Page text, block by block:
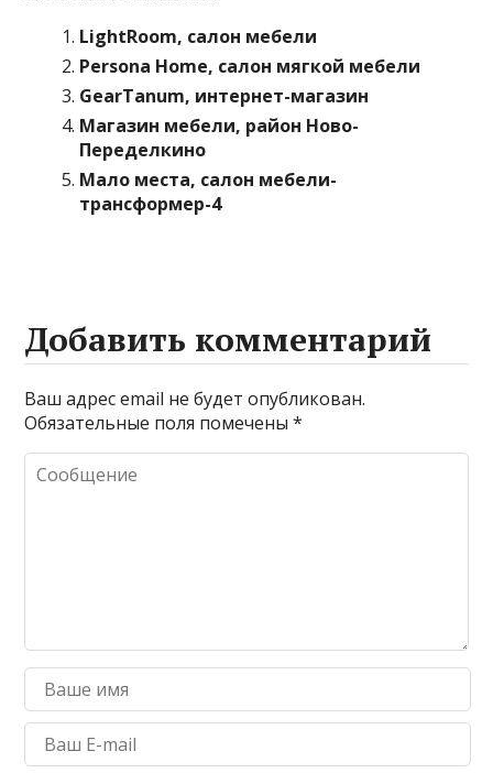
LightRoom, салон мебели
Persona Home, салон мягкой мебели
GearTanum, интернет-магазин
Магазин мебели, район Ново-
Переделкино
Мало места, салон мебели-
трансформер-4
Добавить комментарий
Ваш адрес email не будет опубликован.
Обязательные поля помечены*